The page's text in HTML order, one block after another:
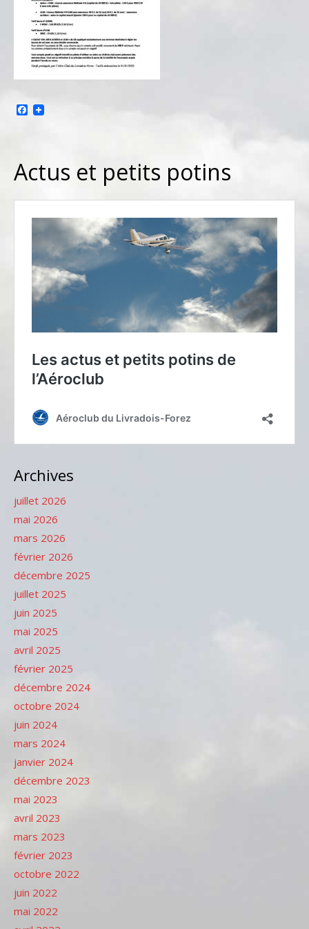
Facebook
Actus et petits potins
Archives
juillet 2026
mai 2026
mars 2026
février 2026
décembre 2025
juillet 2025
juin 2025
mai 2025
avril 2025
février 2025
décembre 2024
octobre 2024
juin 2024
mars 2024
janvier 2024
décembre 2023
mai 2023
avril 2023
mars 2023
février 2023
octobre 2022
juin 2022
mai 2022